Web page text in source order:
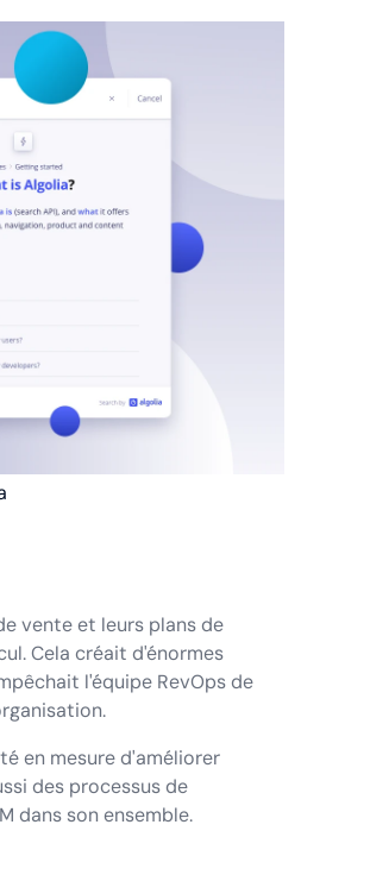
vente et leurs plans de
Cela créait d'énormes
l'équipe RevOps de
en mesure d'améliorer
des processus de
dans son ensemble.